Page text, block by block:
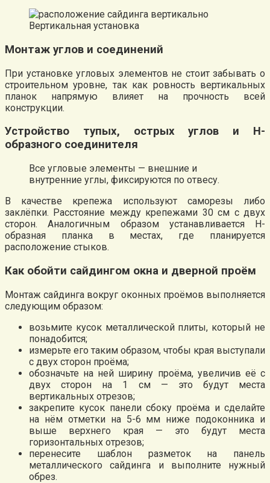
Вертикальная установка
Монтаж углов и соединений
При установке угловых элементов не стоит забывать о
строительном уровне, так как ровность вертикальных
планок напрямую влияет на прочность всей
конструкции.
Устройство тупых, острых углов и Н-
образного соединителя
Все угловые элементы — внешние и
внутренние углы, фиксируются по отвесу.
В качестве крепежа используют саморезы либо
заклёпки. Расстояние между крепежами 30 см с двух
сторон. Аналогичным образом устанавливается H-
образная планка в местах, где планируется
расположение стыков.
Как обойти сайдингом окна и дверной проём
Монтаж сайдинга вокруг оконных проёмов выполняется
следующим образом:
возьмите кусок металлической плиты, который не
понадобится;
измерьте его таким образом, чтобы края выступали
с двух сторон проёма;
обозначьте на ней ширину проёма, увеличив её с
двух сторон на 1 см — это будут места
вертикальных отрезов;
закрепите кусок панели сбоку проёма и сделайте
на нём отметки на 5-6 мм ниже подоконника и
выше верхнего края — это будут места
горизонтальных отрезов;
перенесите шаблон разметок на панель
металлического сайдинга и выполните нужный
обрез.